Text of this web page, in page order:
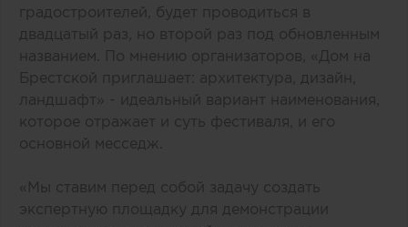
градостроителей, будет проводиться в
двадцатый раз, но второй раз под обновленным
названием. По мнению организаторов, «Дом на
Брестской приглашает: архитектура, дизайн,
ландшафт» - идеальный вариант наименования,
которое отражает и суть фестиваля, и его
основной месседж.
«Мы ставим перед собой задачу создать
экспертную площадку для демонстрации